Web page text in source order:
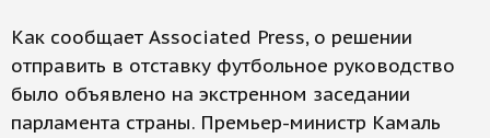
Как сообщает Associated Press, о решении
отправить в отставку футбольное руководство
было объявлено на экстренном заседании
парламента страны. Премьер-министр Камаль